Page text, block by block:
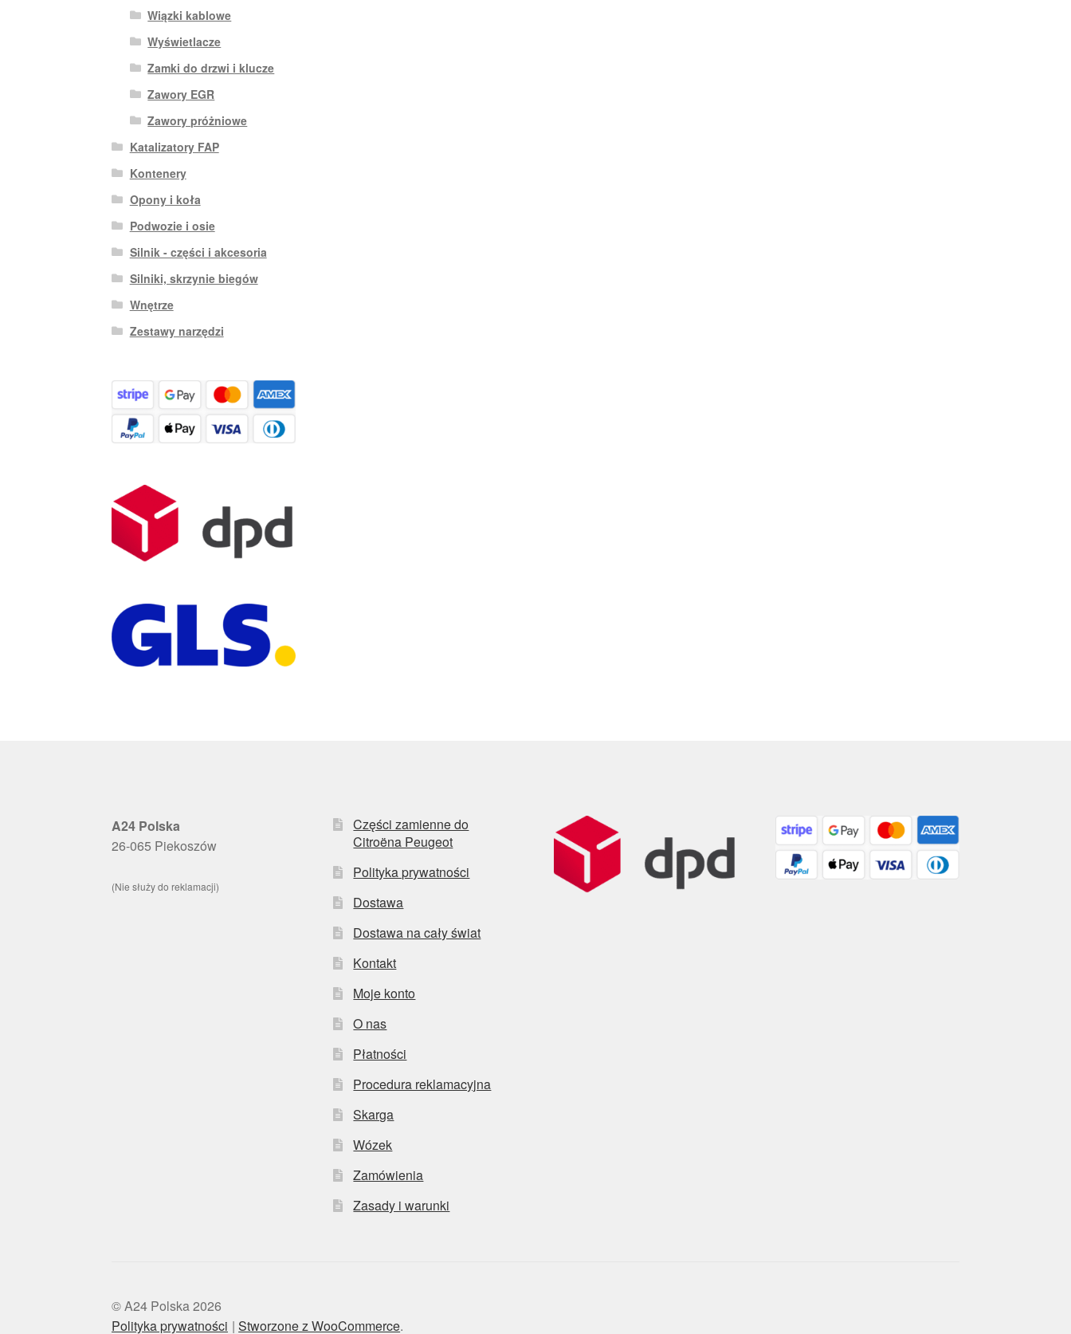
Wiązki kablowe
Wyświetlacze
Zamki do drzwi i klucze
Zawory EGR
Zawory próżniowe
Katalizatory FAP
Kontenery
Opony i koła
Podwozie i osie
Silnik - części i akcesoria
Silniki, skrzynie biegów
Wnętrze
Zestawy narzędzi
A24 Polska
26-065 Piekoszów
(Nie służy do reklamacji)
Części zamienne do
Citroëna Peugeot
Polityka prywatności
Dostawa
Dostawa na cały świat
Kontakt
Moje konto
O nas
Płatności
Procedura reklamacyjna
Skarga
Wózek
Zamówienia
Zasady i warunki
© A24 Polska 2026
Polityka prywatności
Stworzone z WooCommerce.